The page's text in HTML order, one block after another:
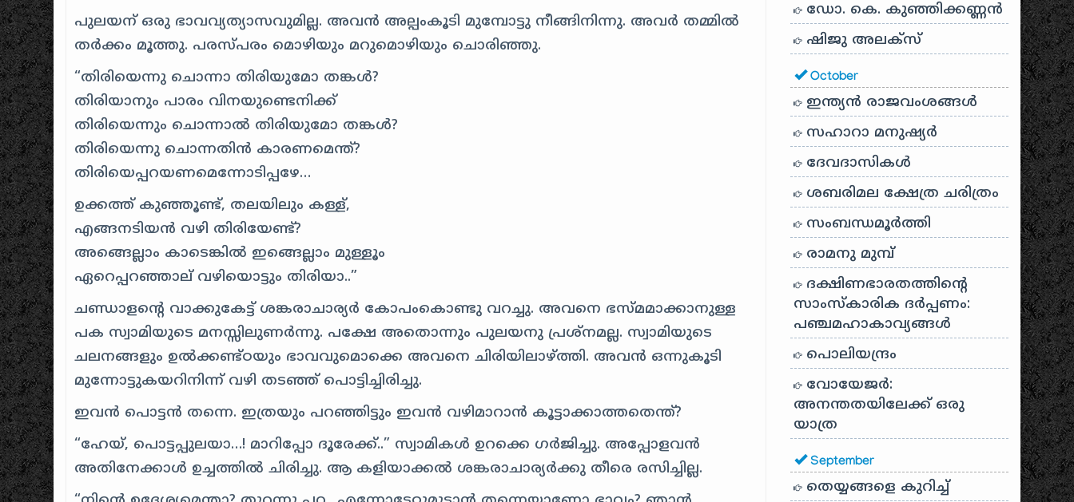
പുലയന് ഒരു ഭാവവ്യത്യാസവുമില്ല. അവന്‍‍ അല്പംകൂടി മുമ്പോട്ടു നീങ്ങിനിന്നു. അവര്‍‍ തമ്മില്‍‍
തര്‍‍ക്കം മൂത്തു. പരസ്പരം മൊഴിയും മറുമൊഴിയും ചൊരിഞ്ഞു.
“തിരിയെന്നു ചൊന്നാ തിരിയുമോ തങ്കള്‍?
തിരിയാനും പാരം വിനയുണ്ടെനിക്ക്
തിരിയെന്നും ചൊന്നാല്‍‍ തിരിയുമോ തങ്കള്‍?
തിരിയെന്നു ചൊന്നതിന്‍‍ കാരണമെന്ത്?
തിരിയെപ്പറയണമെന്നോടിപ്പഴേ…
ഉക്കത്ത്‍ കുഞ്ഞൂണ്ട്, തലയിലും കള്ള്,
എങ്ങനടിയന്‍‍ വഴി തിരിയേണ്ട്?
അങ്ങെല്ലാം കാടെങ്കില്‍‍ ഇങ്ങെല്ലാം മുള്ളൂം
ഏറെപ്പറഞ്ഞാല് വഴിയൊട്ടും തിരിയാ..”
ചണ്ഡാളന്റെ വാക്കുകേട്ട് ശങ്കരാചാര്യര്‍‍‍ കോപംകൊണ്ടു വറച്ചു. അവനെ ഭസ്മമാക്കാനുള്ള
പക സ്വാമിയുടെ മനസ്സിലുണര്‍‌ന്നു. പക്ഷേ അതൊന്നും പുലയനു പ്രശ്‍നമല്ല. സ്വാമിയുടെ
ചലനങ്ങളും ഉല്‍‍ക്കണ്ട്ഠയും ഭാവവുമൊക്കെ അവനെ ചിരിയിലാഴ്‍ത്തി. അവന്‍‍ ഒന്നുകൂടി
മുന്നോട്ടുകയറിനിന്ന് വഴി തടഞ്ഞ് പൊട്ടിച്ചിരിച്ചു.
ഇവന്‍ പൊട്ടന്‍ തന്നെ. ഇത്രയും പറഞ്ഞിട്ടും ഇവന്‍‍ വഴിമാറാന്‍‍ കൂട്ടാക്കാത്തതെന്ത്?
“ഹേയ്, പൊട്ടപ്പുലയാ…! മാറിപ്പോ ദൂരേക്ക്..” സ്വാമികള്‍ ഉറക്കെ ഗര്‍‍ജിച്ചു. അപ്പോളവന്‍‍‍
അതിനേക്കാള്‍‍ ഉച്ചത്തില്‍‍ ചിരിച്ചു. ആ കളിയാക്കല്‍‍ ശങ്കരാചാര്യര്‍‍‍ക്കു തീരെ രസിച്ചില്ല‍.
ഡോ. കെ. കുഞ്ഞിക്കണ്ണൻ
ഷിജു അലക്സ്
October
ഇന്ത്യൻ രാജവംശങ്ങൾ
സഹാറാ മനുഷ്യർ
ദേവദാസികൾ
ശബരിമല ക്ഷേത്ര ചരിത്രം
സംബന്ധമൂർത്തി
രാമനു മുമ്പ്
ദക്ഷിണഭാരതത്തിൻ്റെ
സാംസ്കാരിക ദർപ്പണം:
പഞ്ചമഹാകാവ്യങ്ങൾ
പൊലിയന്ദ്രം
വോയേജർ:
അനന്തതയിലേക്ക് ഒരു
യാത്ര
September
തെയ്യങ്ങളെ കുറിച്ച്